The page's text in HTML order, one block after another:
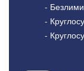
-
-
-